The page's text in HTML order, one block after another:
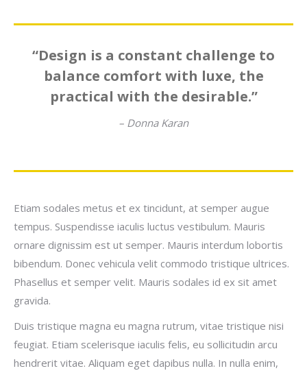
“Design is a constant challenge to
balance comfort with luxe, the
practical with the desirable.”
– Donna Karan
Etiam sodales metus et ex tincidunt, at semper augue
tempus. Suspendisse iaculis luctus vestibulum. Mauris
ornare dignissim est ut semper. Mauris interdum lobortis
bibendum. Donec vehicula velit commodo tristique ultrices.
Phasellus et semper velit. Mauris sodales id ex sit amet
gravida.
Duis tristique magna eu magna rutrum, vitae tristique nisi
feugiat. Etiam scelerisque iaculis felis, eu sollicitudin arcu
hendrerit vitae. Aliquam eget dapibus nulla. In nulla enim,